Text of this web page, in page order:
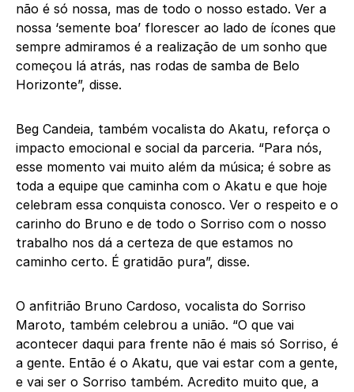
não é só nossa, mas de todo o nosso estado. Ver a
nossa ‘semente boa’ florescer ao lado de ícones que
sempre admiramos é a realização de um sonho que
começou lá atrás, nas rodas de samba de Belo
Horizonte”, disse.
Beg Candeia, também vocalista do Akatu, reforça o
impacto emocional e social da parceria. “Para nós,
esse momento vai muito além da música; é sobre as
toda a equipe que caminha com o Akatu e que hoje
celebram essa conquista conosco. Ver o respeito e o
carinho do Bruno e de todo o Sorriso com o nosso
trabalho nos dá a certeza de que estamos no
caminho certo. É gratidão pura”, disse.
O anfitrião Bruno Cardoso, vocalista do Sorriso
Maroto, também celebrou a união. “O que vai
acontecer daqui para frente não é mais só Sorriso, é
a gente. Então é o Akatu, que vai estar com a gente,
e vai ser o Sorriso também. Acredito muito que, a